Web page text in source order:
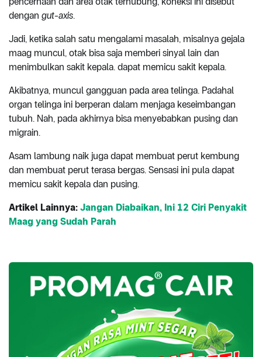
dengan gut-axis.
Jadi, ketika salah satu mengalami masalah, misalnya gejala
maag muncul, otak bisa saja memberi sinyal lain dan
menimbulkan sakit kepala. dapat memicu sakit kepala.
Akibatnya, muncul gangguan pada area telinga. Padahal
organ telinga ini berperan dalam menjaga keseimbangan
tubuh. Nah, pada akhirnya bisa menyebabkan pusing dan
migrain.
Asam lambung naik juga dapat membuat perut kembung
dan membuat perut terasa bergas. Sensasi ini pula dapat
memicu sakit kepala dan pusing.
Artikel Lainnya: Jangan Diabaikan, Ini 12 Ciri Penyakit
Maag yang Sudah Parah